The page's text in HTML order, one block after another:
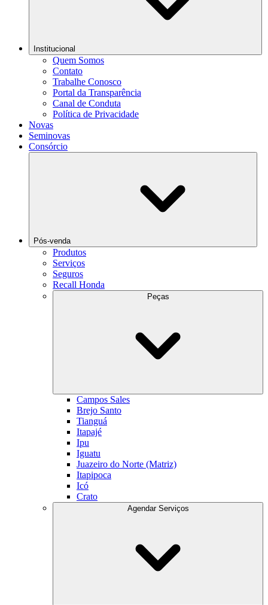
Institucional
Quem Somos
Contato
Trabalhe Conosco
Portal da Transparência
Canal de Conduta
Política de Privacidade
Novas
Seminovas
Consórcio
Pós-venda
Produtos
Serviços
Seguros
Recall Honda
Campos Sales
Brejo Santo
Tianguá
Itapajé
Ipu
Iguatu
Juazeiro do Norte (Matriz)
Itapipoca
Icó
Crato